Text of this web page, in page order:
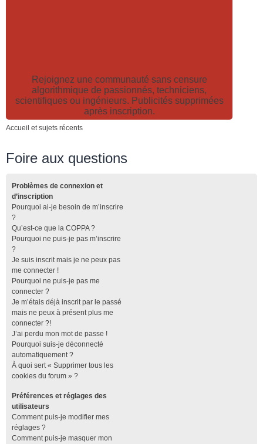
Rejoignez une communauté sans censure
algorithmique de passionnés, techniciens,
scientifiques ou ingénieurs. Publicités supprimées
après inscription.
Accueil et sujets récents
Foire aux questions
Problèmes de connexion et
d’inscription
Pourquoi ai-je besoin de m’inscrire
?
Qu’est-ce que la COPPA ?
Pourquoi ne puis-je pas m’inscrire
?
Je suis inscrit mais je ne peux pas
me connecter !
Pourquoi ne puis-je pas me
connecter ?
Je m’étais déjà inscrit par le passé
mais ne peux à présent plus me
connecter ?!
J’ai perdu mon mot de passe !
Pourquoi suis-je déconnecté
automatiquement ?
À quoi sert « Supprimer tous les
cookies du forum » ?
Préférences et réglages des
utilisateurs
Comment puis-je modifier mes
réglages ?
Comment puis-je masquer mon